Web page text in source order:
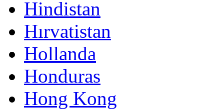
Hindistan
Hırvatistan
Hollanda
Honduras
Hong Kong